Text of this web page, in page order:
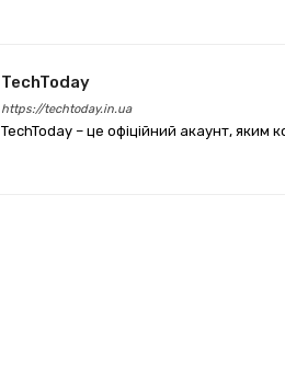
TechToday
https://techtoday.in.ua
TechToday – це офіційний акаунт, яким